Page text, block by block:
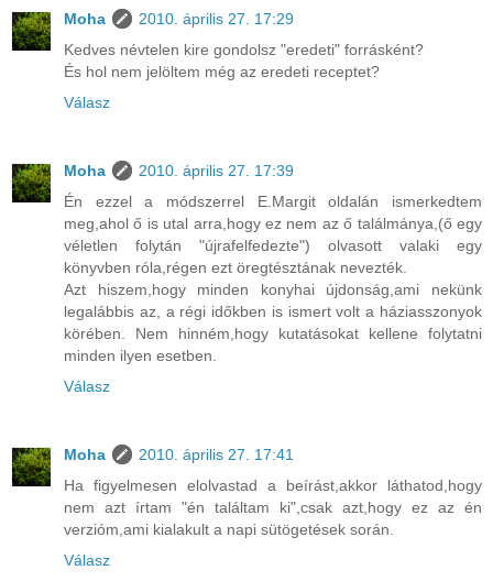
Moha
2010. április 27. 17:29
Kedves névtelen kire gondolsz "eredeti" forrásként?
És hol nem jelöltem még az eredeti receptet?
Válasz
Moha
2010. április 27. 17:39
Én ezzel a módszerrel E.Margit oldalán ismerkedtem
meg,ahol ő is utal arra,hogy ez nem az ő találmánya,(ő egy
véletlen folytán "újrafelfedezte") olvasott valaki egy
könyvben róla,régen ezt öregtésztának nevezték.
Azt hiszem,hogy minden konyhai újdonság,ami nekünk
legalábbis az, a régi időkben is ismert volt a háziasszonyok
körében. Nem hinném,hogy kutatásokat kellene folytatni
minden ilyen esetben.
Válasz
Moha
2010. április 27. 17:41
Ha figyelmesen elolvastad a beírást,akkor láthatod,hogy
nem azt írtam "én találtam ki",csak azt,hogy ez az én
verzióm,ami kialakult a napi sütögetések során.
Válasz